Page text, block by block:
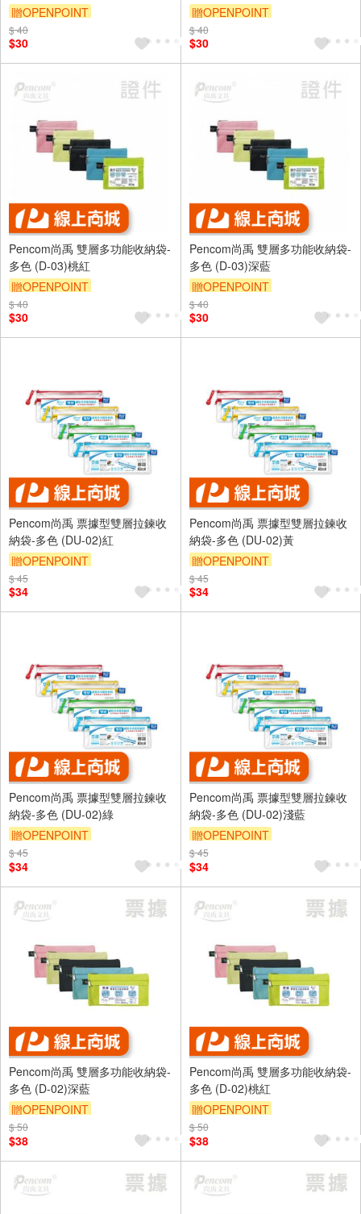
贈OPENPOINT
$ 40
$30
贈OPENPOINT
$ 40
$30
Pencom尚禹 雙層多功能收納袋-
多色 (D-03)桃紅
贈OPENPOINT
$ 40
$30
Pencom尚禹 雙層多功能收納袋-
多色 (D-03)深藍
贈OPENPOINT
$ 40
$30
Pencom尚禹 票據型雙層拉鍊收
納袋-多色 (DU-02)紅
贈OPENPOINT
$ 45
$34
Pencom尚禹 票據型雙層拉鍊收
納袋-多色 (DU-02)黃
贈OPENPOINT
$ 45
$34
Pencom尚禹 票據型雙層拉鍊收
納袋-多色 (DU-02)綠
贈OPENPOINT
$ 45
$34
Pencom尚禹 票據型雙層拉鍊收
納袋-多色 (DU-02)淺藍
贈OPENPOINT
$ 45
$34
Pencom尚禹 雙層多功能收納袋-
多色 (D-02)深藍
贈OPENPOINT
$ 50
$38
Pencom尚禹 雙層多功能收納袋-
多色 (D-02)桃紅
贈OPENPOINT
$ 50
$38